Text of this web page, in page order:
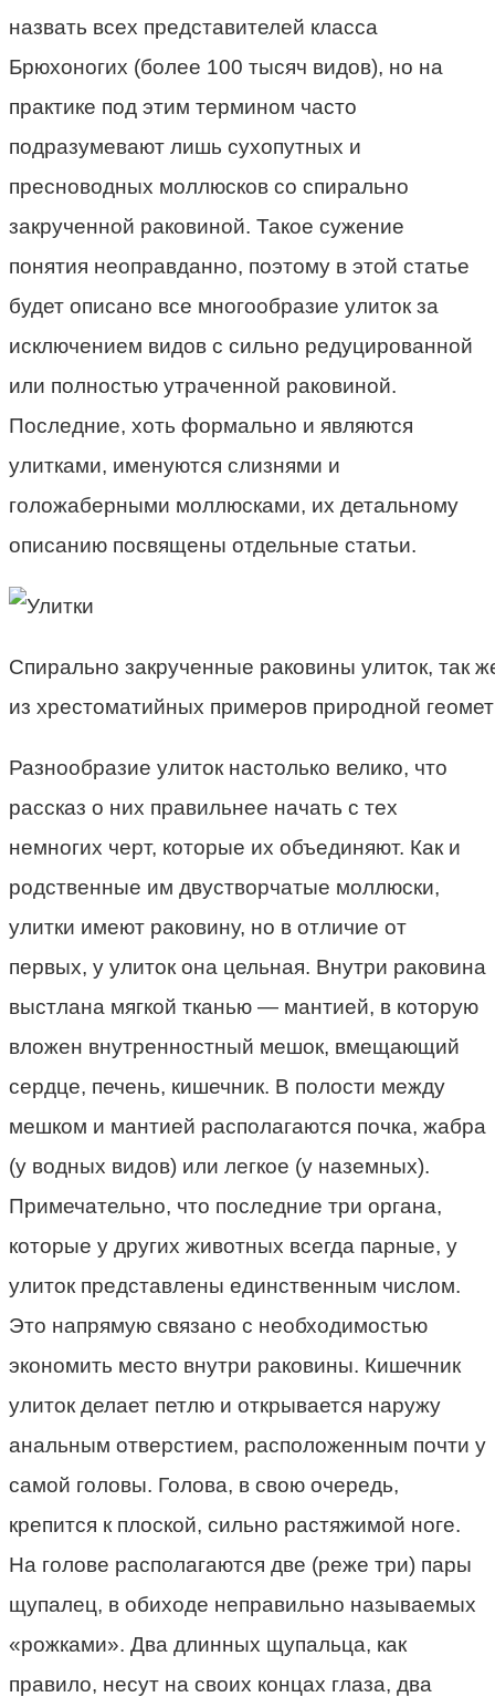
назвать всех представителей класса
Брюхоногих (более 100 тысяч видов), но на
практике под этим термином часто
подразумевают лишь сухопутных и
пресноводных моллюсков со спирально
закрученной раковиной. Такое сужение
понятия неоправданно, поэтому в этой статье
будет описано все многообразие улиток за
исключением видов с сильно редуцированной
или полностью утраченной раковиной.
Последние, хоть формально и являются
улитками, именуются слизнями и
голожаберными моллюсками, их детальному
описанию посвящены отдельные статьи.
Спирально закрученные раковины улиток, так
из хрестоматийных примеров природной
Разнообразие улиток настолько велико, что
рассказ о них правильнее начать с тех
немногих черт, которые их объединяют. Как и
родственные им двустворчатые моллюски,
улитки имеют раковину, но в отличие от
первых, у улиток она цельная. Внутри раковина
выстлана мягкой тканью — мантией, в которую
вложен внутренностный мешок, вмещающий
сердце, печень, кишечник. В полости между
мешком и мантией располагаются почка, жабра
(у водных видов) или легкое (у наземных).
Примечательно, что последние три органа,
которые у других животных всегда парные, у
улиток представлены единственным числом.
Это напрямую связано с необходимостью
экономить место внутри раковины. Кишечник
улиток делает петлю и открывается наружу
анальным отверстием, расположенным почти у
самой головы. Голова, в свою очередь,
крепится к плоской, сильно растяжимой ноге.
На голове располагаются две (реже три) пары
щупалец, в обиходе неправильно называемых
«рожками». Два длинных щупальца, как
правило, несут на своих концах глаза, два